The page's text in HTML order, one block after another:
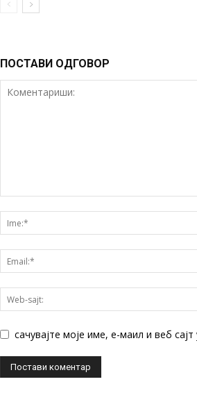
ПОСТАВИ ОДГОВОР
сачувајте моје име, е-маил и веб